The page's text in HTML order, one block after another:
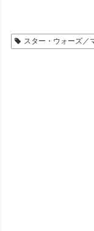
スター・ウォーズ／